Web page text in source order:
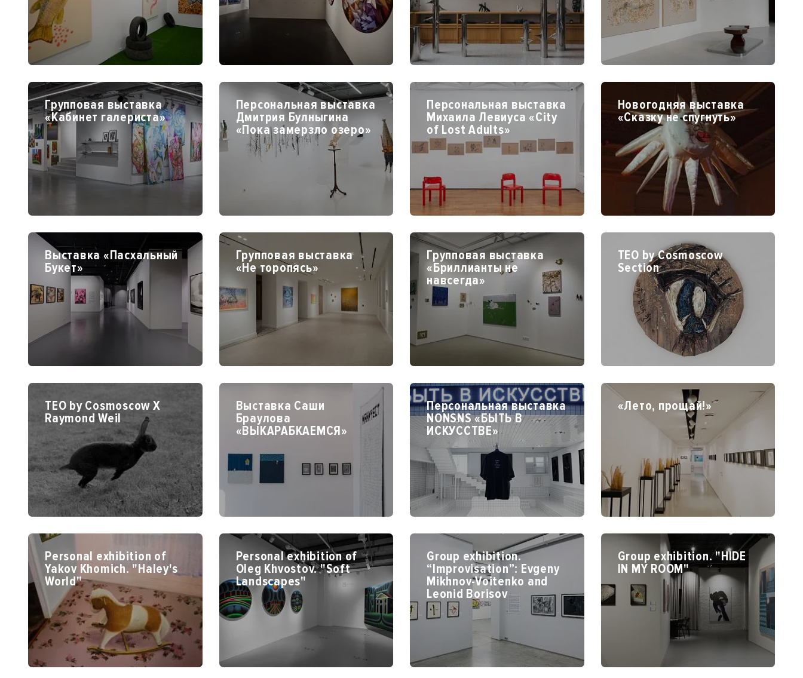
Групповая выставка
«Кабинет галериста»
Персональная выставка
Дмитрия Булныгина
«Пока замерзло озеро»
Персональная выставка
Михаила Левиуса «City
of Lost Adults»
Новогодняя выставка
«Сказку не спугнуть»
Выставка «Пасхальный
Букет»
Групповая выставка
«Не торопясь»
Групповая выставка
«Бриллианты не
навсегда»
TEO by Cosmoscow
Section
TEO by Cosmoscow X
Raymond Weil
Выставка Саши
Браулова
«ВЫКАРАБКАЕМСЯ»
Персональная выставка
NONSNS «БЫТЬ В
ИСКУССТВЕ»
«Лето, прощай!»
Personal exhibition of
Yakov Khomich. "Haley's
World"
Personal exhibition of
Oleg Khvostov. "Soft
Landscapes"
Group exhibition.
“Improvisation”: Evgeny
Mikhnov-Voitenko and
Leonid Borisov
Group exhibition. "HIDE
IN MY ROOM"